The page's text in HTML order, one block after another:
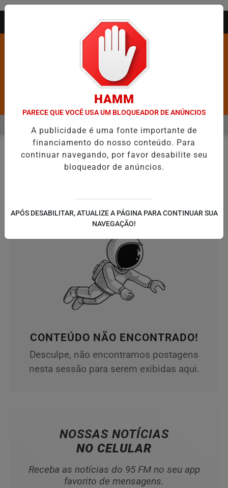
Pesquisar Notícia
DE FIGURAR ENTRE AS CINCO CIDADES MAIS VIOLENTAS DO
EM ALTA
MENU
EMNOTAS
CONTEÚDO NÃO ENCONTRADO!
Desculpe, não encontramos postagens
nesta sessão para serem exibidas aqui.
NOSSAS NOTÍCIAS
NO CELULAR
Receba as notícias do 95 FM no seu app
favorito de mensagens.
HAMM
PARECE QUE VOCÊ USA UM BLOQUEADOR DE ANÚNCIOS
A publicidade é uma fonte importante de
financiamento do nosso conteúdo. Para
continuar navegando, por favor desabilite seu
bloqueador de anúncios.
APÓS DESABILITAR, ATUALIZE A PÁGINA PARA CONTINUAR SUA
NAVEGAÇÃO!